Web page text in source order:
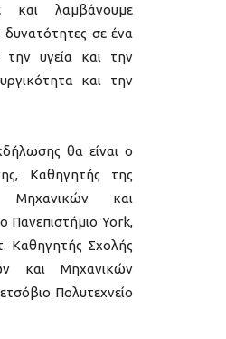
και λαμβάνουμε
δυνατότητες σε ένα
υγεία και την
και την
θα είναι ο
Καθηγητής της
Μηχανικών και
Πανεπιστήμιο York,
Καθηγητής Σχολής
και Μηχανικών
Πολυτεχνείο